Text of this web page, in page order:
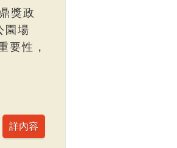
獎政
園場
要性，